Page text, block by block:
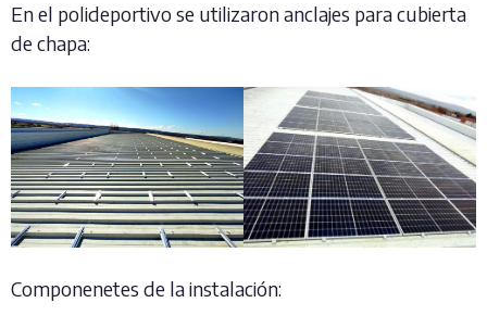
En el polideportivo se utilizaron anclajes para cubierta
de chapa:
Componenetes de la instalación: